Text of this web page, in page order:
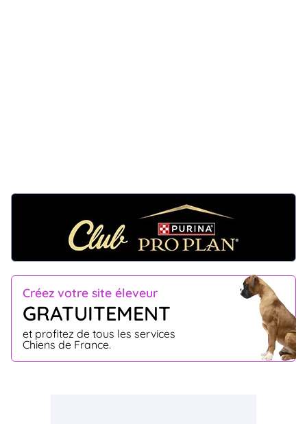
Créez votre site éleveur
GRATUITEMENT
et profitez de tous les services
Chiens de France.